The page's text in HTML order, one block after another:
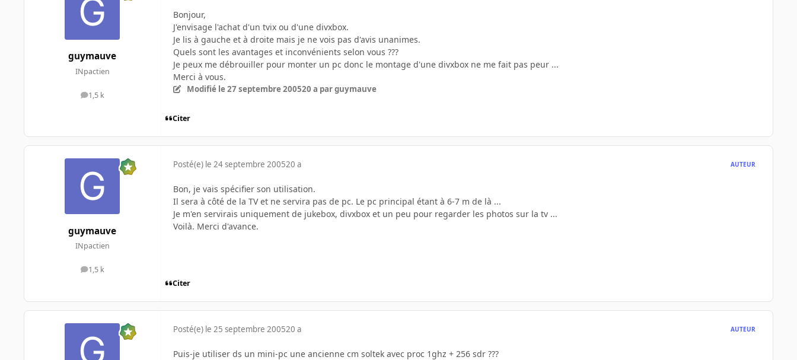
guymauve
INpactien
1,5 k
messages
Bonjour,
J'envisage l'achat d'un tvix ou d'une divxbox.
Je lis à gauche et à droite mais je ne vois pas d'avis unanimes.
Quels sont les avantages et inconvénients selon vous ???
Je peux me débrouiller pour monter un pc donc le montage d'une divxbox ne me fait pas peur ...
Merci à vous.
Modifié le 27 septembre 200520 a par guymauve
Citer
guymauve
INpactien
1,5 k
messages
Posté(e) le 24 septembre 200520 a AUTEUR
Bon, je vais spécifier son utilisation.
Il sera à côté de la TV et ne servira pas de pc. Le pc principal étant à 6-7 m de là ...
Je m'en servirais uniquement de jukebox, divxbox et un peu pour regarder les photos sur la tv ...
Voilà. Merci d'avance.
Citer
Posté(e) le 25 septembre 200520 a AUTEUR
Puis-je utiliser ds un mini-pc une ancienne cm soltek avec proc 1ghz + 256 sdr ???